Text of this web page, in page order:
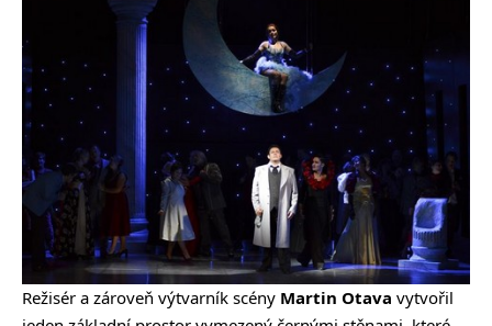
Režisér a zároveň výtvarník scény Martin Otava vytvořil